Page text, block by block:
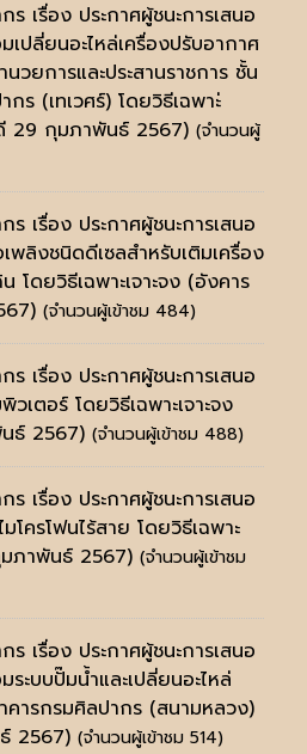
ร เรื่อง ประกาศผู้ชนะการเสนอ
เปลี่ยนอะไหล่เครื่องปรับอากาศ
วยการและประสานราชการ ชั้น
ร (เทเวศร์) โดยวิธีเฉพาะ่
29 กุมภาพันธ์ 2567) (จำนวนผู้
ร เรื่อง ประกาศผู้ชนะการเสนอ
พลิงชนิดดีเซลสำหรับเติมเครื่อง
โดยวิธีเฉพาะเจาะจง (อังคาร
(จำนวนผู้เข้าชม 484)
ร เรื่อง ประกาศผู้ชนะการเสนอ
เตอร์ โดยวิธีเฉพาะเจาะจง
ธ์ 2567) (จำนวนผู้เข้าชม 488)
ร เรื่อง ประกาศผู้ชนะการเสนอ
ครโฟนไร้สาย โดยวิธีเฉพาะ
ภาพันธ์ 2567) (จำนวนผู้เข้าชม
ร เรื่อง ประกาศผู้ชนะการเสนอ
ระบบปั๊มน้ำและเปลี่ยนอะไหล่
ารกรมศิลปากร (สนามหลวง)
2567) (จำนวนผู้เข้าชม 514)